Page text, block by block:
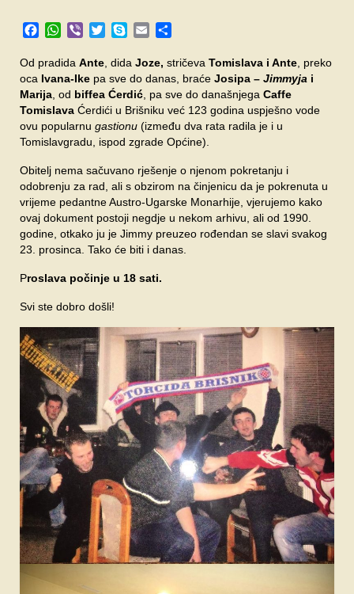
Facebook
WhatsApp
Viber TwitterSkypeEmail
Od pradida Ante, dida Joze, stričeva Tomislava i Ante, preko
oca Ivana-Ike pa sve do danas, braće Josipa – Jimmyja i
Marija, od biffea Ćerdić, pa sve do današnjega Caffe
Tomislava Ćerdići u Brišniku već 123 godina uspješno vode
ovu popularnu gastionu (između dva rata radila je i u
Tomislavgradu, ispod zgrade Općine).
Obitelj nema sačuvano rješenje o njenom pokretanju i
odobrenju za rad, ali s obzirom na činjenicu da je pokrenuta u
vrijeme pedantne Austro-Ugarske Monarhije, vjerujemo kako
ovaj dokument postoji negdje u nekom arhivu, ali od 1990.
godine, otkako ju je Jimmy preuzeo rođendan se slavi svakog
23. prosinca. Tako će biti i danas.
Proslava počinje u 18 sati.
Svi ste dobro došli!